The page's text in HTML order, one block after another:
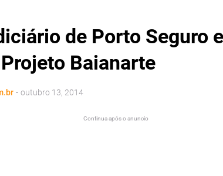
de Porto Seguro
Baianarte
- outubro 13, 2014
Continua após o anuncio